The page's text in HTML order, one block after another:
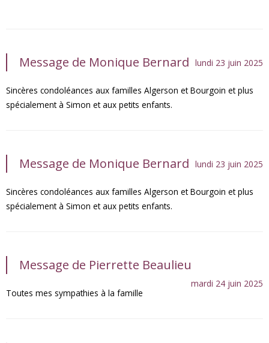
Message de Monique Bernard lundi 23 juin 2025
Sincères condoléances aux familles Algerson et Bourgoin et plus
spécialement à Simon et aux petits enfants.
Message de Monique Bernard lundi 23 juin 2025
Sincères condoléances aux familles Algerson et Bourgoin et plus
spécialement à Simon et aux petits enfants.
Message de Pierrette Beaulieu
mardi 24 juin 2025
Toutes mes sympathies à la famille